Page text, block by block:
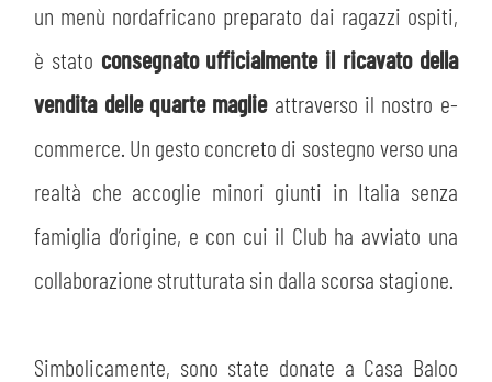
un menù nordafricano preparato dai ragazzi ospiti,
è stato consegnato ufficialmente il ricavato della
vendita delle quarte maglieattraverso il nostro e-
commerce. Un gesto concreto di sostegno verso una
realtà che accoglie minori giunti in Italia senza
famiglia d’origine, e con cui il Club ha avviato una
collaborazione strutturata sin dalla scorsa stagione.
Simbolicamente, sono state donate a Casa Baloo